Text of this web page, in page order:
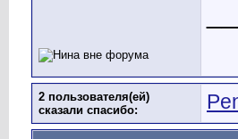
2 пользователя(ей)
сказали cпасибо: